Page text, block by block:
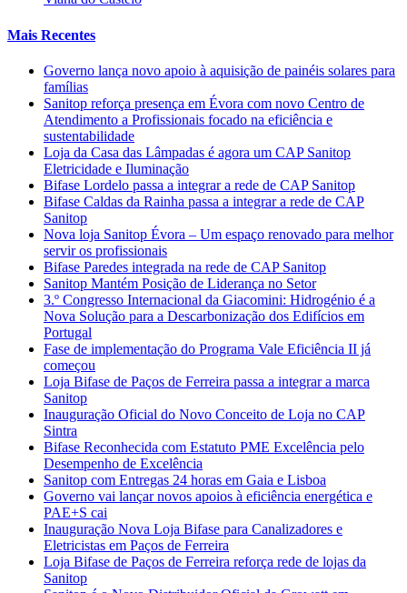
Mais Recentes
Governo lança novo apoio à aquisição de painéis solares para
famílias
Sanitop reforça presença em Évora com novo Centro de
Atendimento a Profissionais focado na eficiência e
sustentabilidade
Loja da Casa das Lâmpadas é agora um CAP Sanitop
Eletricidade e Iluminação
Bifase Lordelo passa a integrar a rede de CAP Sanitop
Bifase Caldas da Rainha passa a integrar a rede de CAP
Sanitop
Nova loja Sanitop Évora – Um espaço renovado para melhor
servir os profissionais
Bifase Paredes integrada na rede de CAP Sanitop
Sanitop Mantém Posição de Liderança no Setor
3.º Congresso Internacional da Giacomini: Hidrogénio é a
Nova Solução para a Descarbonização dos Edifícios em
Portugal
Fase de implementação do Programa Vale Eficiência II já
começou
Loja Bifase de Paços de Ferreira passa a integrar a marca
Sanitop
Inauguração Oficial do Novo Conceito de Loja no CAP
Sintra
Bifase Reconhecida com Estatuto PME Excelência pelo
Desempenho de Excelência
Sanitop com Entregas 24 horas em Gaia e Lisboa
Governo vai lançar novos apoios à eficiência energética e
PAE+S cai
Inauguração Nova Loja Bifase para Canalizadores e
Eletricistas em Paços de Ferreira
Loja Bifase de Paços de Ferreira reforça rede de lojas da
Sanitop